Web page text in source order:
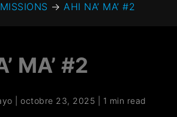
→ AHI NA’ MA’ #2
MA’ #2
|octobre 23, 2025 1 min read